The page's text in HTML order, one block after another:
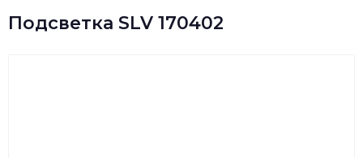
Подсветка SLV 170402